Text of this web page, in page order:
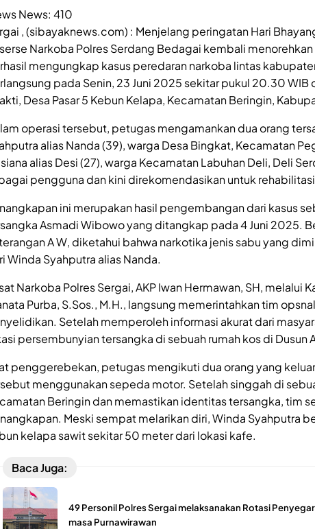
News: 410
, (sibayaknews.com) : Menjelang peringatan Hari
Narkoba Polres Serdang Bedagai kembali
mengungkap kasus peredaran narkoba lintas
pada Senin, 23 Juni 2025 sekitar pukul 20.30 WIB
Desa Pasar 5 Kebun Kelapa, Kecamatan Beringin,
operasi tersebut, petugas mengamankan dua orang
alias Nanda (39), warga Desa Bingkat, Kecamatan
alias Desi (27), warga Kecamatan Labuhan Deli, Deli
pengguna dan kini direkomendasikan untuk
ini merupakan hasil pengembangan dari kasus
Asmadi Wibowo yang ditangkap pada 4 Juni 2025.
A W, diketahui bahwa narkotika jenis sabu yang
Winda Syahputra alias Nanda.
Narkoba Polres Sergai, AKP Iwan Hermawan, SH, melalui
Purba, S.Sos., M.H., langsung memerintahkan tim
Setelah memperoleh informasi akurat dari
persembunyian tersangka di sebuah rumah kos di Dusun
penggerebekan, petugas mengikuti dua orang yang
menggunakan sepeda motor. Setelah singgah di
Beringin dan memastikan identitas tersangka, tim
Meski sempat melarikan diri, Winda Syahputra
kelapa sawit sekitar 50 meter dari lokasi kafe.
Baca Juga:
49 Personil Polres Sergai melaksanakan Rotasi
masa Purnawirawan